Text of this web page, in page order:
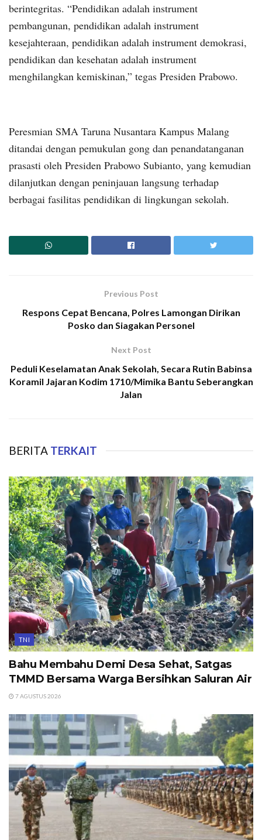
berintegritas. “Pendidikan adalah instrument
pembangunan, pendidikan adalah instrument
kesejahteraan, pendidikan adalah instrument demokrasi,
pendidikan dan kesehatan adalah instrument
menghilangkan kemiskinan,” tegas Presiden Prabowo.
Peresmian SMA Taruna Nusantara Kampus Malang
ditandai dengan pemukulan gong dan penandatanganan
prasasti oleh Presiden Prabowo Subianto, yang kemudian
dilanjutkan dengan peninjauan langsung terhadap
berbagai fasilitas pendidikan di lingkungan sekolah.
Previous Post
Respons Cepat Bencana, Polres Lamongan Dirikan
Posko dan Siagakan Personel
Next Post
Peduli Keselamatan Anak Sekolah, Secara Rutin Babinsa
Koramil Jajaran Kodim 1710/Mimika Bantu Seberangkan
Jalan
BERITA TERKAIT
TNI
Bahu Membahu Demi Desa Sehat, Satgas
TMMD Bersama Warga Bersihkan Saluran Air
7 AGUSTUS 2026